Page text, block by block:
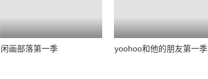
闲画部落第一季 yoohoo和他的朋友第一季